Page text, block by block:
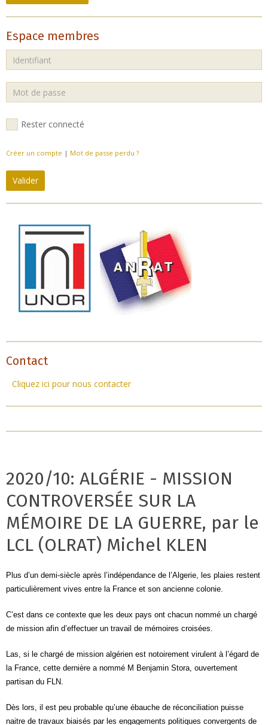
2020/10: ALGÉRIE - MISSION
CONTROVERSÉE SUR LA
MÉMOIRE DE LA GUERRE, par le
LCL (OLRAT) Michel KLEN
Plus d’un demi-siècle après l’indépendance de l’Algerie, les plaies restent
particulièrement vives entre la France et son ancienne colonie.
C’est dans ce contexte que les deux pays ont chacun nommé un chargé
de mission afin d’effectuer un travail de mémoires croisées.
Las, si le chargé de mission algérien est notoirement virulent à l’égard de
la France, cette dernière a nommé M Benjamin Stora, ouvertement
partisan du FLN.
Dès lors, il est peu probable qu’une ébauche de réconciliation puisse
naitre de travaux biaisés par les engagements politiques convergents de
Espace membres
Rester connecté
Créer un compte | Mot de passe perdu ?
Valider
Contact
Cliquez ici pour nous contacter